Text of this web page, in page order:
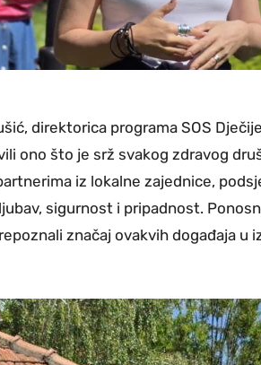
direktorica programa SOS
ono što je srž svakog zdravog
iz lokalne zajednice,
sigurnost i pripadnost.
značaj ovakvih događaja u